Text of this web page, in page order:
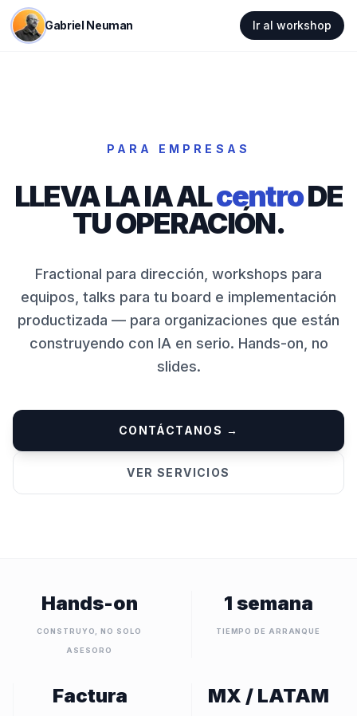
Gabriel Neuman Ir al workshop
PARA EMPRESAS
LLEVA LA IA ALcentroDE
TU OPERACIÓN.
Fractional para dirección, workshops para
equipos, talks para tu board e implementación
productizada — para organizaciones que están
construyendo con IA en serio. Hands-on, no
slides.
CONTÁCTANOS →
VER SERVICIOS
Hands-on
CONSTRUYO, NO SOLO
ASESORO
1 semana
TIEMPO DE ARRANQUE
Factura MX / LATAM